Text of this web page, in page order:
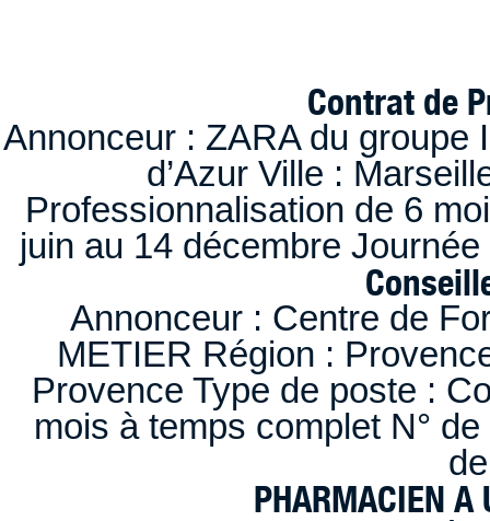
Contrat de
Annonceur : ZARA du
d’Azur Ville :
Professionnalisation de 6
juin au 14 décembre
Annonceur : Centre de
METIER Région :
Provence Type de poste :
mois à temps complet N°
PHARMACIEN A